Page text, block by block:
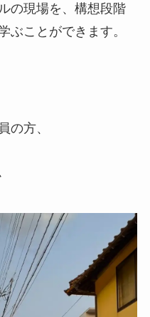
の現場を、構想段階
ぶことができます。
の方、